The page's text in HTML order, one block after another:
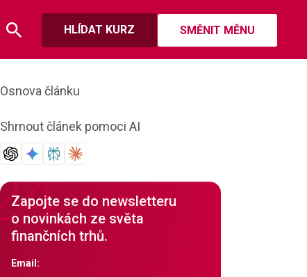
HLÍDAT KURZ SMĚNIT MĚNU
Osnova článku
Shrnout článek pomoci AI
Zapojte se do newsletteru
o novinkách ze světa
finančních trhů.
Email: